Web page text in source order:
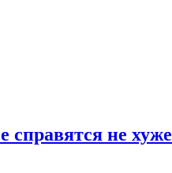
справятся не хуже